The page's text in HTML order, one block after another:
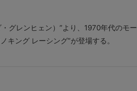
グレンヒェン）”より、1970年代のモー
キング レーシング”が登場する。